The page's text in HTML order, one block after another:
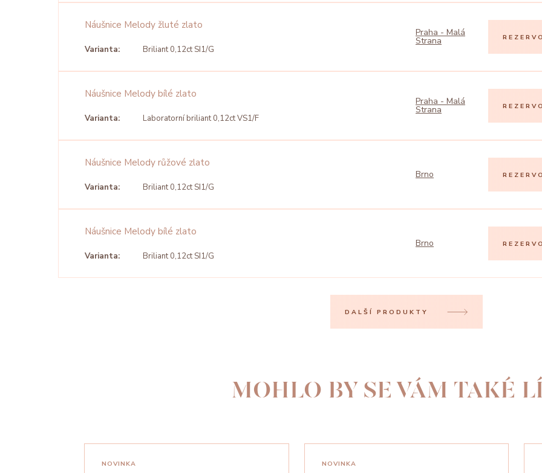
Náušnice Melody žluté zlato
Varianta: Briliant 0,12ct SI1/G
Praha - Malá
Strana
Náušnice Melody bílé zlato
Varianta: Laboratorní briliant 0,12ct VS1/F
Praha - Malá
Strana
Náušnice Melody růžové zlato
Varianta: Briliant 0,12ct SI1/G
Brno
Náušnice Melody bílé zlato
Varianta: Briliant 0,12ct SI1/G
Brno
DALŠÍ PRODUKTY
MOHLO BY SE VÁM TAKÉ
NOVINKA NOVINKA